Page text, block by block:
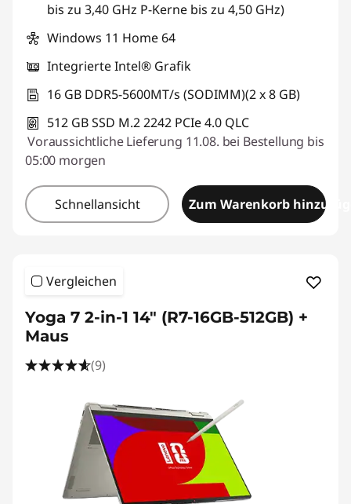
bis zu 3,40 GHz P-Kerne bis zu 4,50 GHz)
Windows 11 Home 64
Integrierte Intel® Grafik
16 GB DDR5-5600MT/s (SODIMM)(2 x 8 GB)
512 GB SSD M.2 2242 PCIe 4.0 QLC
Voraussichtliche Lieferung 11.08. bei Bestellung bis
05:00 morgen
Schnellansicht Zum Warenkorb
Vergleichen
Yoga 7 2-in-1 14" (R7-16GB-512GB) +
Maus
(9)